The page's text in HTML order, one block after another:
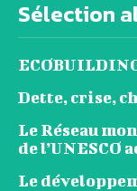
Sélection
Dette, crise,
Le Réseau
de l’UNESCO
Le